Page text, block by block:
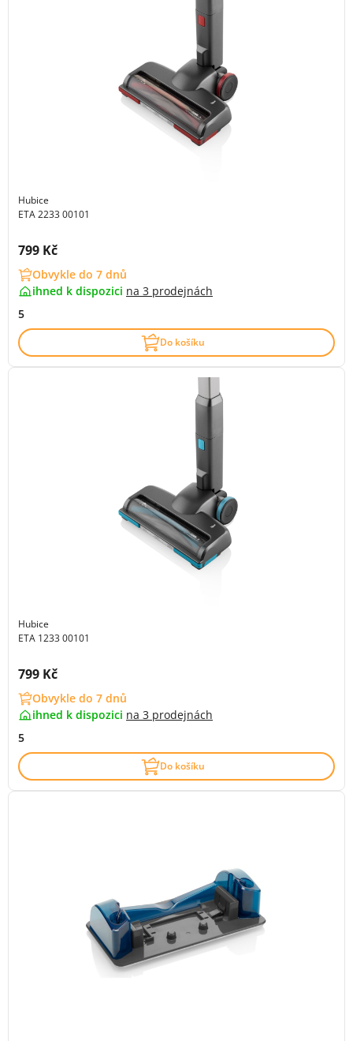
Hubice
ETA 2233 00101
Cena s DPH:
799 Kč
Obvykle do 7 dnů
ihned k dispozici na 3 prodejnách
5
Do košíku
Hubice
ETA 1233 00101
Cena s DPH:
799 Kč
Obvykle do 7 dnů
ihned k dispozici na 3 prodejnách
5
Do košíku